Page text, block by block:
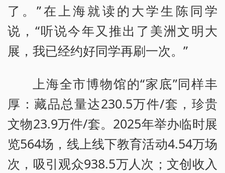
了。”在上海就读的大学生陈同学
说，“听说今年又推出了美洲文明大
展，我已经约好同学再刷一次。”
上海全市博物馆的“家底”同样丰
厚：藏品总量达230.5万件/套，珍贵
文物23.9万件/套。2025年举办临时展
览564场，线上线下教育活动4.54万场
次，吸引观众938.5万人次；文创收入